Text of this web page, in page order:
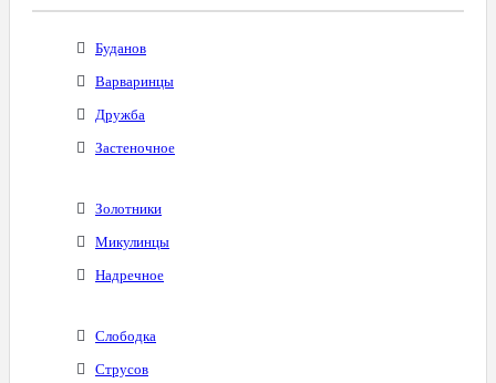
Буданов
Варваринцы
Дружба
Застеночное
Золотники
Микулинцы
Надречное
Слободка
Струсов